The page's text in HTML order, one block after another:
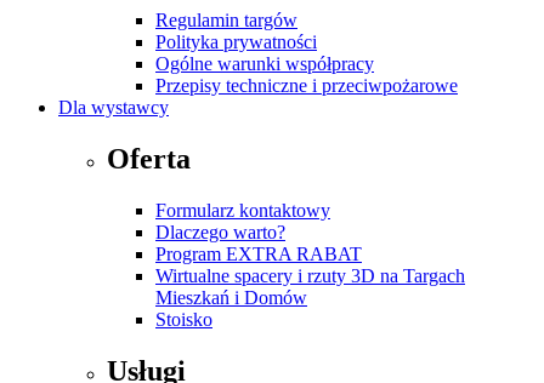
Regulamin targów
Polityka prywatności
Ogólne warunki współpracy
Przepisy techniczne i przeciwpożarowe
Dla wystawcy
Oferta
Formularz kontaktowy
Dlaczego warto?
Program EXTRA RABAT
Wirtualne spacery i rzuty 3D na Targach
Mieszkań i Domów
Stoisko
Usługi